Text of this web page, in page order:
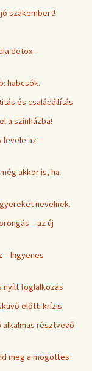
szakembert!
detox –
habcsók.
és családállítás
a színházba!
levele az
akkor is, ha
nevelnek.
– az új
Ingyenes
nyílt foglalkozás
előtti krízis
résztvevő
meg a mögöttes